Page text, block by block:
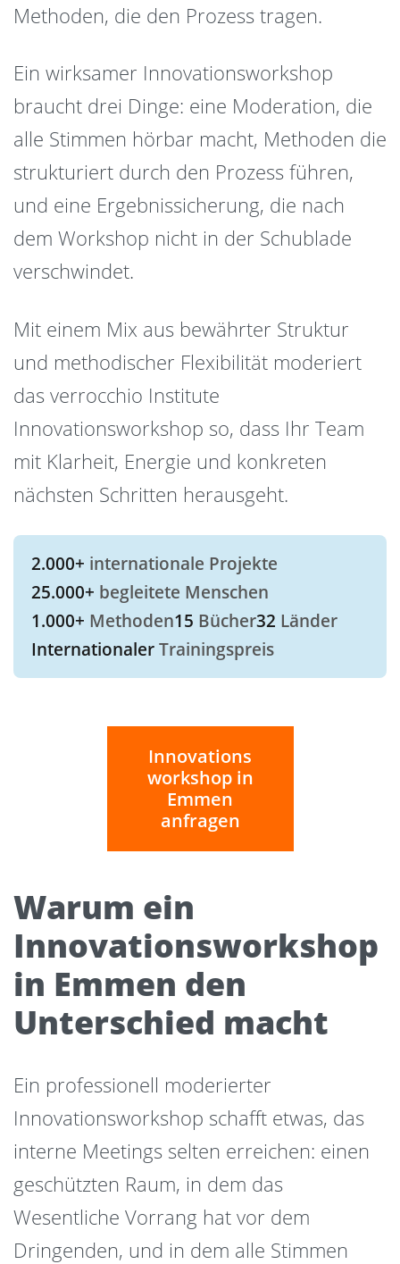
Methoden, die den Prozess tragen.
Ein wirksamer Innovationsworkshop
braucht drei Dinge: eine Moderation, die
alle Stimmen hörbar macht, Methoden die
strukturiert durch den Prozess führen,
und eine Ergebnissicherung, die nach
dem Workshop nicht in der Schublade
verschwindet.
Mit einem Mix aus bewährter Struktur
und methodischer Flexibilität moderiert
das verrocchio Institute
Innovationsworkshop so, dass Ihr Team
mit Klarheit, Energie und konkreten
nächsten Schritten herausgeht.
2.000+ internationale Projekte
25.000+ begleitete Menschen
1.000+ Methoden15 Bücher32 Länder
InternationalerTrainingspreis
Innovations
workshop in
Emmen
anfragen
Warum ein
Innovationsworkshop
in Emmen den
Unterschied macht
Ein professionell moderierter
Innovationsworkshop schafft etwas, das
interne Meetings selten erreichen: einen
geschützten Raum, in dem das
Wesentliche Vorrang hat vor dem
Dringenden, und in dem alle Stimmen